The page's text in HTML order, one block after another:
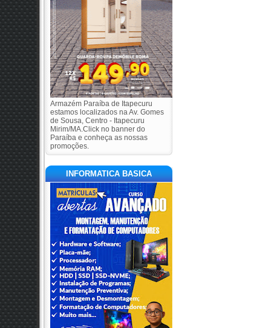
Armazém Paraíba de Itapecuru
estamos localizados na Av. Gomes
de Sousa, Centro - Itapecuru
Mirim/MA.Click no banner do
Paraíba e conheça as nossas
promoções.
INFORMATICA BASICA